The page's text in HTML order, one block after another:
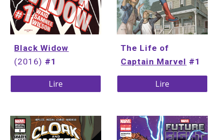
Black Widow
(2016) #1
Lire
Captain Marvel #1
Lire